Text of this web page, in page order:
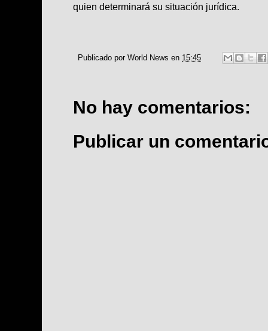
quien determinará su situación jurídica.
Publicado por World News en 15:45
No hay comentarios:
Publicar un